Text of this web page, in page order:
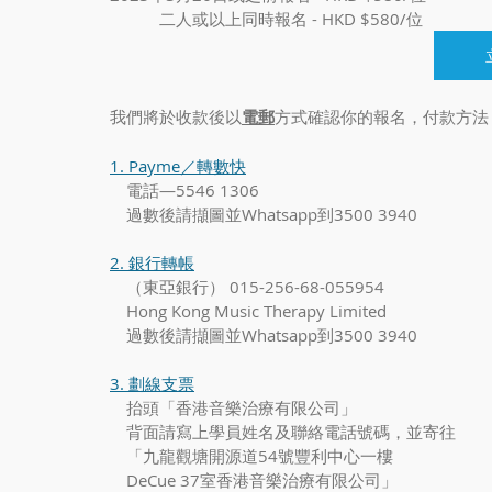
二人或以上同時報名 - HKD $580/位
我們將於收款後以電郵方式確認你的報名，付款方法
1. Payme／轉數快
電話—5546 1306
過數後請擷圖並Whatsapp到3500 3940
2. 銀行轉帳
（東亞銀行） 015-256-68-055954
Hong Kong Music Therapy Limited
​　過數後請擷圖並Whatsapp到3500 3940
3. 劃線支票
抬頭「香港音樂治療有限公司」
背面請寫上學員姓名及聯絡電話號碼，並寄往
「九龍觀塘開源道54號豐利中心一樓
DeCue 37室香港音樂治療有限公司」